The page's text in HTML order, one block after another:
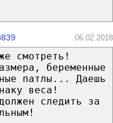
06.02.2018
смотреть!
беременные
патлы... Даешь
веса!
следить за